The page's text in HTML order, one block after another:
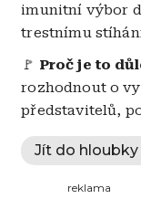
imunitní výbor
trestnímu
🚩 Proč je to
rozhodnout o
představitelů,
Jít do
reklama